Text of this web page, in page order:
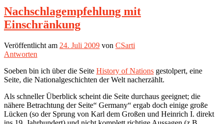
Nachschlagempfehlung mit
Einschränkung
Veröffentlicht am 24. Juli 2009 von CSarti
Antworten
Soeben bin ich über die Seite History of Nations gestolpert, eine
Seite, die Nationalgeschichten der Welt nacherzählt.
Als schneller Überblick scheint die Seite durchaus geeignet; die
nähere Betrachtung der Seite“ Germany“ ergab doch einige große
Lücken (so der Sprung von Karl dem Großen und Heinrich I. direkt